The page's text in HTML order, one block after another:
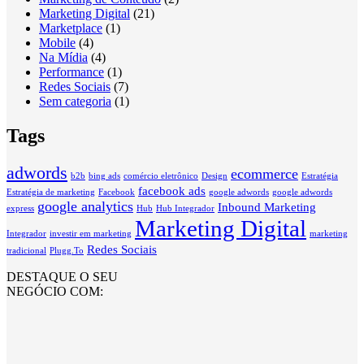
Marketing Digital (21)
Marketplace (1)
Mobile (4)
Na Mídia (4)
Performance (1)
Redes Sociais (7)
Sem categoria (1)
Tags
adwords b2b bing ads comércio eletrônico Design ecommerce Estratégia
Estratégia de marketing Facebook facebook ads google adwords google adwords
express google analytics Hub Hub Integrador Inbound Marketing
Integrador investir em marketing Marketing Digital marketing
tradicional Plugg.To Redes Sociais
DESTAQUE O SEU
NEGÓCIO COM: